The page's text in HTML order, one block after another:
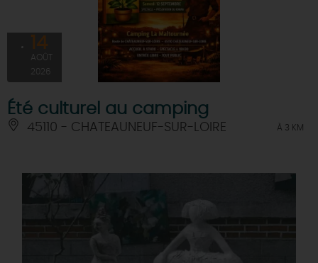
14
AOÛT
2026
Été culturel au camping
45110 - CHATEAUNEUF-SUR-LOIRE À 3 KM